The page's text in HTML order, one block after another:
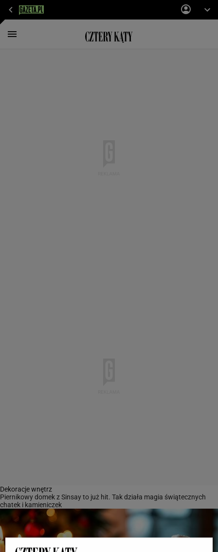
Dekoracje wnętrz
Piernikowy domek z Sinsay to już hit. Tak działa magia świątecznych
chatek i kamieniczek